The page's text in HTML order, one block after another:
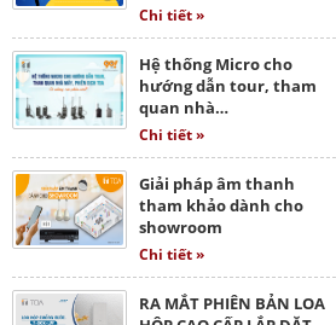
Chi tiết »
Hệ thống Micro cho
hướng dẫn tour, tham
quan nhà…
Chi tiết »
Giải pháp âm thanh
tham khảo dành cho
showroom
Chi tiết »
RA MẮT PHIÊN BẢN LOA